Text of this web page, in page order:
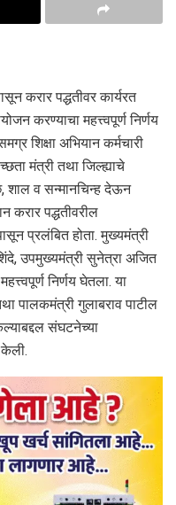
करार पद्धतीवर कार्यरत
करण्याचा महत्त्वपूर्ण निर्णय
शिक्षा अभियान कर्मचारी
मंत्री तथा जिल्ह्याचे
शाल व सन्मानचिन्ह देऊन
करार पद्धतीवरील
प्रलंबित होता. मुख्यमंत्री
उपमुख्यमंत्री सुनेत्रा अजित
निर्णय घेतला. या
पालकमंत्री गुलाबराव पाटील
संघटनेच्या
केली.